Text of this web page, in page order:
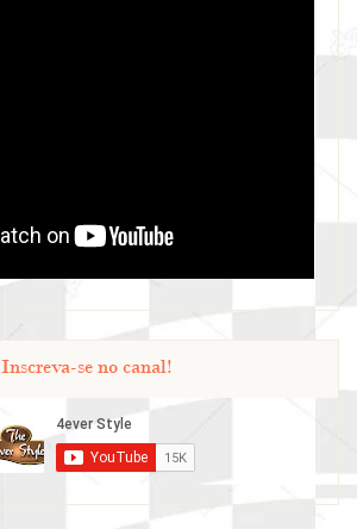
Inscreva-se no canal!